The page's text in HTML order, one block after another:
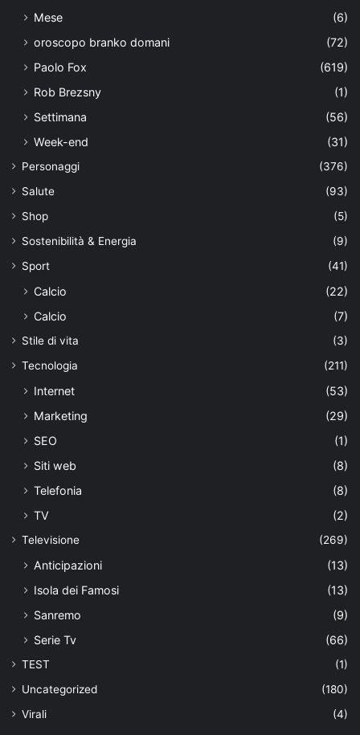
Mese
(6)
oroscopo branko domani
(72)
Paolo Fox
(619)
Rob Brezsny
(1)
Settimana
(56)
Week-end
(31)
Personaggi
(376)
Salute
(93)
Shop
(5)
Sostenibilità & Energia
(9)
Sport
(41)
Calcio
(22)
Calcio
(7)
Stile di vita
(3)
Tecnologia
(211)
Internet
(53)
Marketing
(29)
SEO
(1)
Siti web
(8)
Telefonia
(8)
TV
(2)
Televisione (269)
Anticipazioni
(13)
Isola dei Famosi
(13)
Sanremo
(9)
Serie Tv
(66)
TEST
(1)
Uncategorized
(180)
Virali
(4)